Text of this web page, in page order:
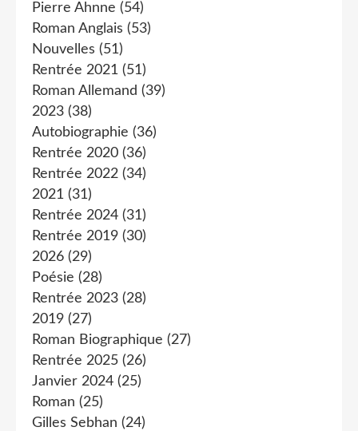
Pierre Ahnne (54)
Roman Anglais (53)
Nouvelles (51)
Rentrée 2021 (51)
Roman Allemand (39)
2023 (38)
Autobiographie (36)
Rentrée 2020 (36)
Rentrée 2022 (34)
2021 (31)
Rentrée 2024 (31)
Rentrée 2019 (30)
2026 (29)
Poésie (28)
Rentrée 2023 (28)
2019 (27)
Roman Biographique (27)
Rentrée 2025 (26)
Janvier 2024 (25)
Roman (25)
Gilles Sebhan (24)